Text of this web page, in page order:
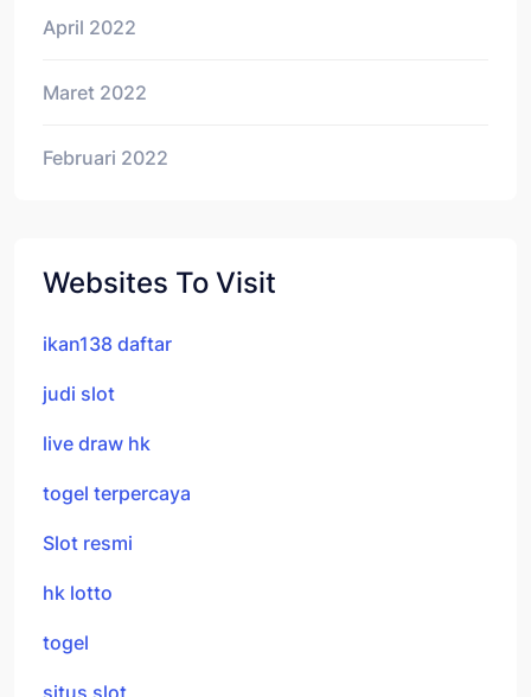
April 2022
Maret 2022
Februari 2022
Websites To Visit
ikan138 daftar
judi slot
live draw hk
togel terpercaya
Slot resmi
hk lotto
togel
situs slot